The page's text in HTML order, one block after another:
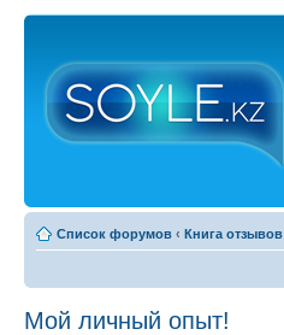
Список форумов ‹ Книга отзывов
Мой личный опыт!